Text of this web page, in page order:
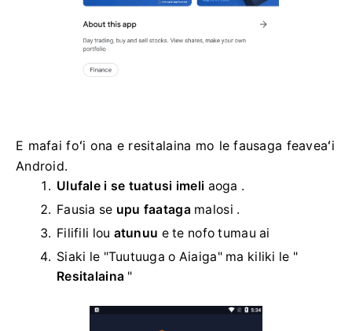
E mafai foʻi ona e resitalaina mo le fausaga feaveaʻi
Android.
Ulufale i se tuatusi imeli aoga .
Fausia se upu faataga malosi .
Filifili lou atunuu e te nofo tumau ai
Siaki le "Tuutuuga o Aiaiga" ma kiliki le "
Resitalaina "